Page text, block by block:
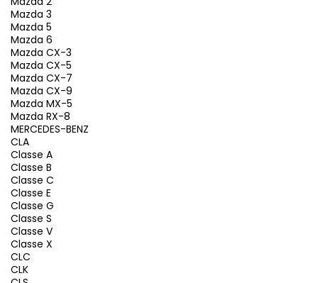
Mazda 3
Mazda 5
Mazda 6
Mazda CX-3
Mazda CX-5
Mazda CX-7
Mazda CX-9
Mazda MX-5
Mazda RX-8
MERCEDES-BENZ
CLA
Classe A
Classe B
Classe C
Classe E
Classe G
Classe S
Classe V
Classe X
CLC
CLK